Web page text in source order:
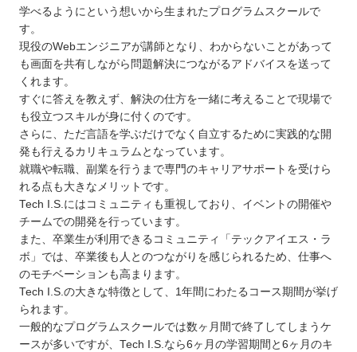
近畿
中国
九州 / 沖縄
学べるようにという想いから生まれたプログラムスクールで
す。
現役のWebエンジニアが講師となり、わからないことがあって
も画面を共有しながら問題解決につながるアドバイスを送って
くれます。
すぐに答えを教えず、解決の仕方を一緒に考えることで現場で
も役立つスキルが身に付くのです。
さらに、ただ言語を学ぶだけでなく自立するために実践的な開
発も行えるカリキュラムとなっています。
就職や転職、副業を行うまで専門のキャリアサポートを受けら
れる点も大きなメリットです。
Tech I.S.にはコミュニティも重視しており、イベントの開催や
チームでの開発を行っています。
また、卒業生が利用できるコミュニティ「テックアイエス・ラ
ボ」では、卒業後も人とのつながりを感じられるため、仕事へ
のモチベーションも高まります。
Tech I.S.の大きな特徴として、1年間にわたるコース期間が挙げ
られます。
一般的なプログラムスクールでは数ヶ月間で終了してしまうケ
ースが多いですが、Tech I.S.なら6ヶ月の学習期間と6ヶ月のキ